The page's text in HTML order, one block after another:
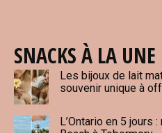
SNACKS À LA UNE
Les bijoux de lait
souvenir unique à
L’Ontario en 5 jours